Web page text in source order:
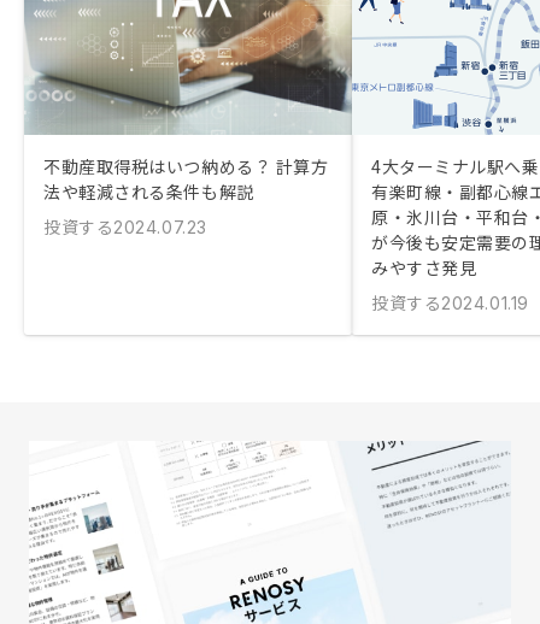
不動産取得税はいつ納める？ 計算方
法や軽減される条件も解説
投資する2024.07.23
4大ターミナル駅へ
有楽町線・副都心線
原・氷川台・平和台
が今後も安定需要の
みやすさ発見
投資する2024.01.19